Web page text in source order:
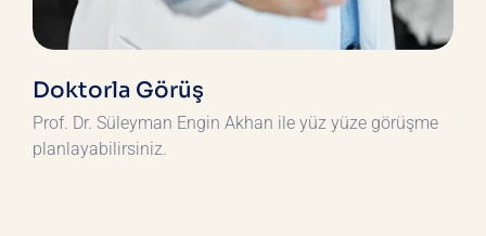
Doktorla Görüş
Prof. Dr. Süleyman Engin Akhan ile yüz yüze görüşme
planlayabilirsiniz.